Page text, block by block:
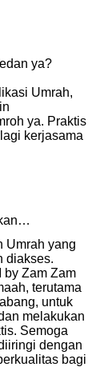
ya?
Umrah,
ya. Praktis
kerjasama
Umrah yang
diakses.
by Zam Zam
terutama
untuk
melakukan
Semoga
dengan
bagi